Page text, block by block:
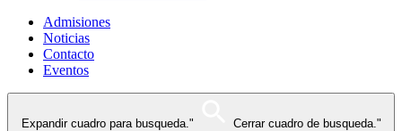
Admisiones
Noticias
Contacto
Eventos
Expandir cuadro para busqueda." Cerrar cuadro de busqueda."